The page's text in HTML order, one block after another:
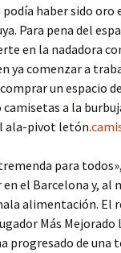
haber sido oro
Para pena del
en la nadadora
ya comenzar a
un espacio
a la
ala-pivot letón.
para
el Barcelona y, al
alimentación. El
Más
progresado de